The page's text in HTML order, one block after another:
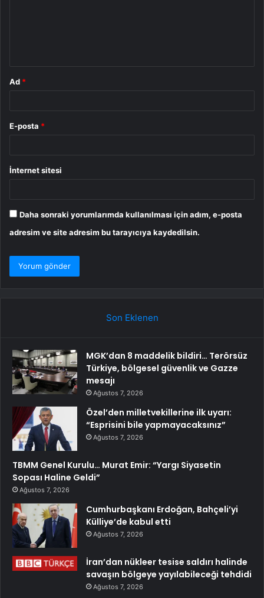
Ad *
E-posta *
İnternet sitesi
Daha sonraki yorumlarımda kullanılması için adım, e-posta
adresim ve site adresim bu tarayıcıya kaydedilsin.
Son Eklenen
MGK’dan 8 maddelik bildiri… Terörsüz
Türkiye, bölgesel güvenlik ve Gazze
mesajı
Ağustos 7, 2026
Özel’den milletvekillerine ilk uyarı:
“Esprisini bile yapmayacaksınız”
Ağustos 7, 2026
TBMM Genel Kurulu… Murat Emir: “Yargı Siyasetin
Sopası Haline Geldi”
Ağustos 7, 2026
Cumhurbaşkanı Erdoğan, Bahçeli’yi
Külliye’de kabul etti
Ağustos 7, 2026
İran’dan nükleer tesise saldırı halinde
savaşın bölgeye yayılabileceği tehdidi
Ağustos 7, 2026